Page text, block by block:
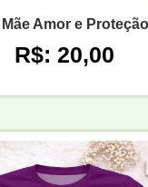
Amor e
R$: 20,00